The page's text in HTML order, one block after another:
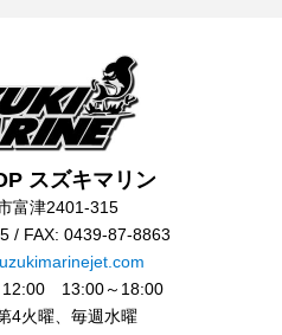
スズキマリン
富津2401-315
/ FAX: 0439-87-8863
12:00 13:00～18:00
4火曜、毎週水曜